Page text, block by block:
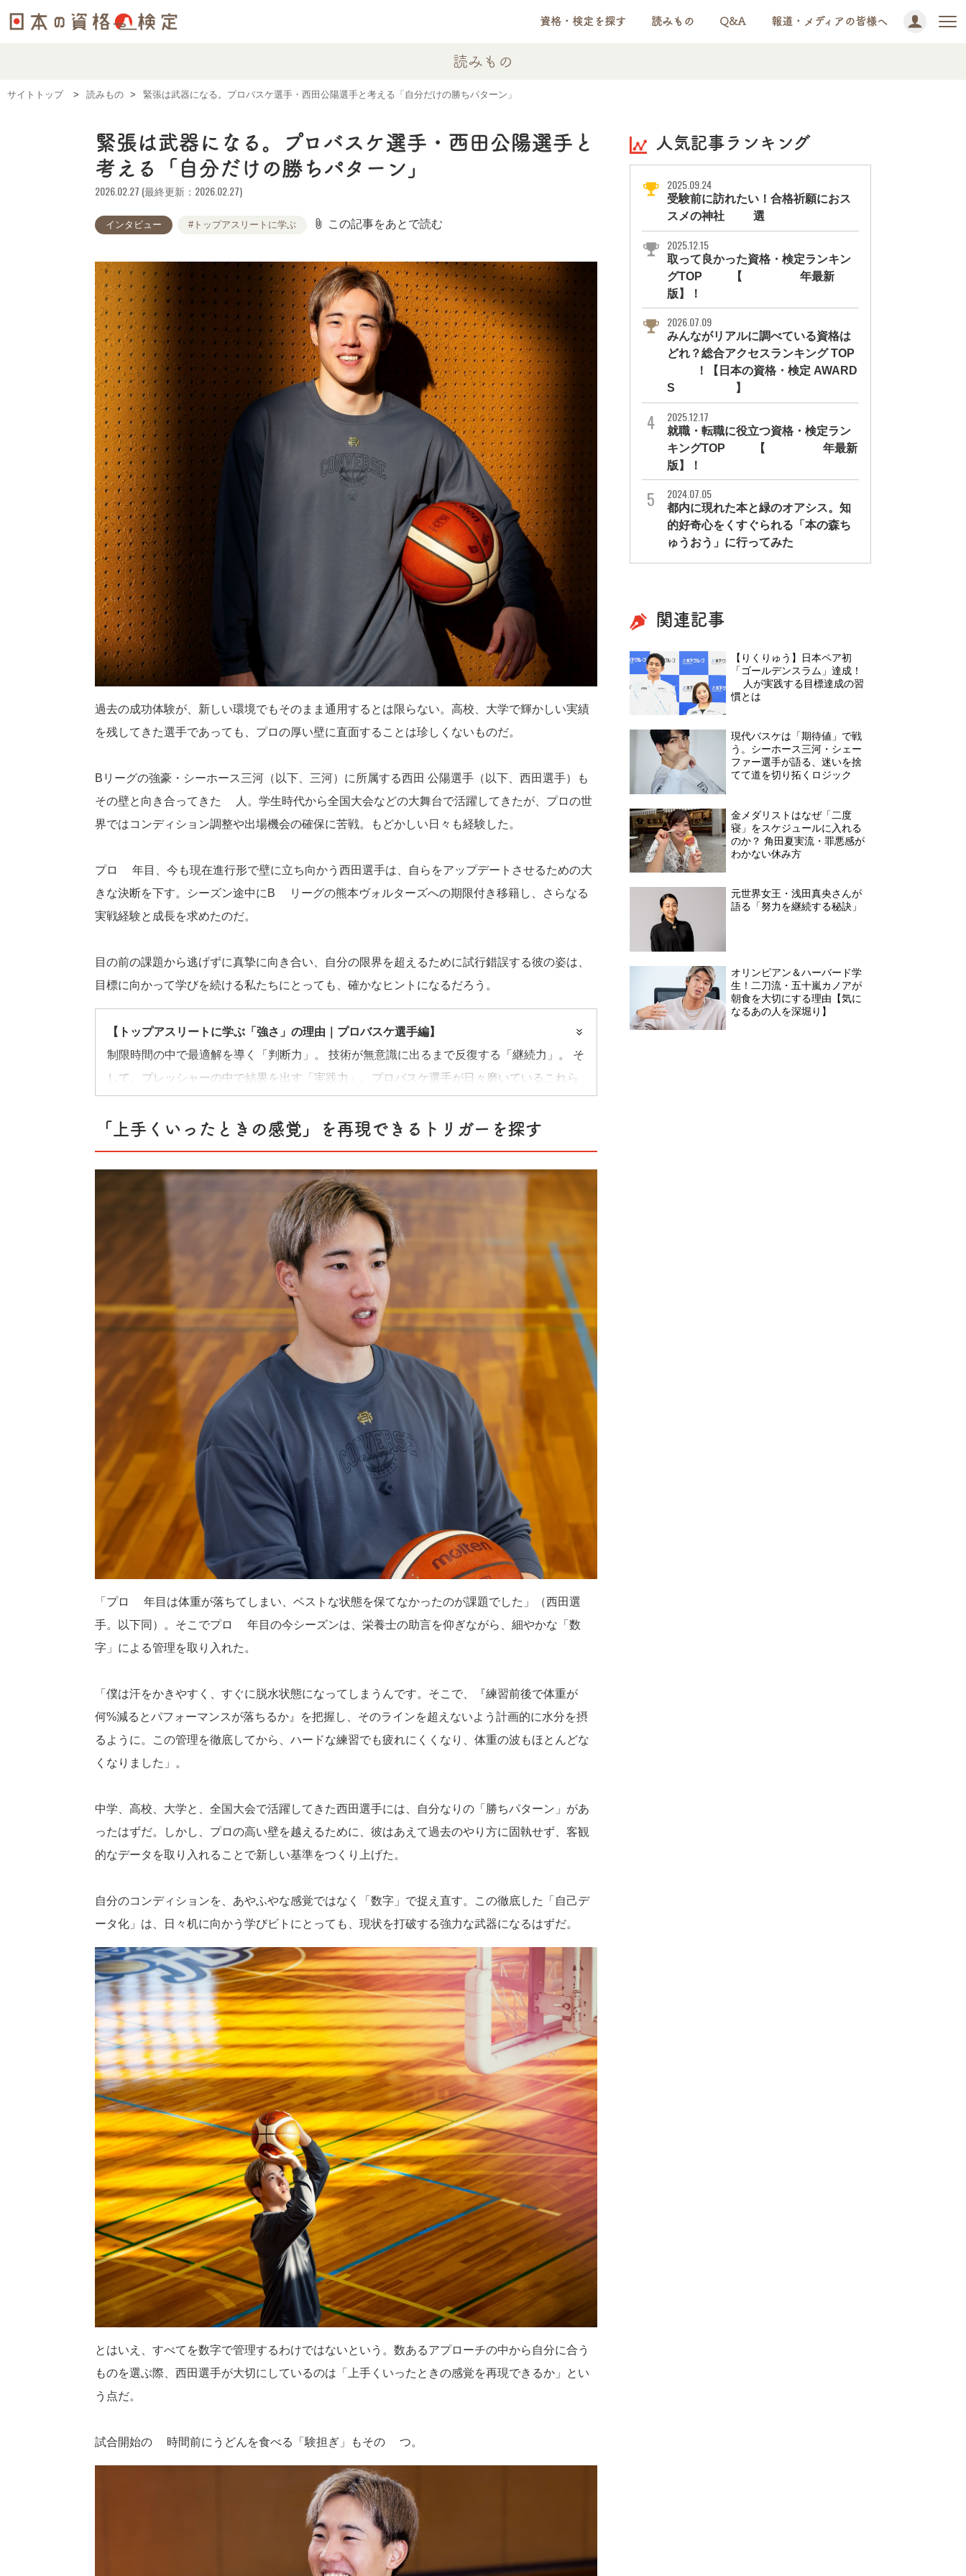
資格・検定を探す 読みもの Q&A 報道・メディアの皆様へ
読みもの
サイトトップ 読みもの 緊張は武器になる。プロバスケ選手・西田公陽選手と考える「自分だけの勝ちパターン」
緊張は武器になる。プロバスケ選手・西田公陽選手と
考える「自分だけの勝ちパターン」
2026.02.27 (最終更新：2026.02.27)
インタビュー #トップアスリートに学ぶ attach_file この記事をあとで読む
過去の成功体験が、新しい環境でもそのまま通用するとは限らない。高校、大学で輝かしい実績
を残してきた選手であっても、プロの厚い壁に直面することは珍しくないものだ。
Bリーグの強豪・シーホース三河（以下、三河）に所属する西田 公陽選手（以下、西田選手）も
その壁と向き合ってきた1人。学生時代から全国大会などの大舞台で活躍してきたが、プロの世
界ではコンディション調整や出場機会の確保に苦戦。もどかしい日々も経験した。
プロ2年目、今も現在進行形で壁に立ち向かう西田選手は、自らをアップデートさせるための大
きな決断を下す。シーズン途中にB2リーグの熊本ヴォルターズへの期限付き移籍し、さらなる
実戦経験と成長を求めたのだ。
目の前の課題から逃げずに真摯に向き合い、自分の限界を超えるために試行錯誤する彼の姿は、
目標に向かって学びを続ける私たちにとっても、確かなヒントになるだろう。
【トップアスリートに学ぶ「強さ」の理由｜プロバスケ選手編】
制限時間の中で最適解を導く「判断力」。 技術が無意識に出るまで反復する「継続力」。 そ
して、プレッシャーの中で結果を出す「実践力」。プロバスケ選手が日々磨いているこれら
素だ。トップアスリートのアプローチからその極意を学ぶ。
「上手くいったときの感覚」を再現できるトリガーを探す
「プロ1年目は体重が落ちてしまい、ベストな状態を保てなかったのが課題でした」（西田選
手。以下同）。そこでプロ2年目の今シーズンは、栄養士の助言を仰ぎながら、細やかな「数
字」による管理を取り入れた。
「僕は汗をかきやすく、すぐに脱水状態になってしまうんです。そこで、『練習前後で体重が
何%減るとパフォーマンスが落ちるか』を把握し、そのラインを超えないよう計画的に水分を摂
るように。この管理を徹底してから、ハードな練習でも疲れにくくなり、体重の波もほとんどな
くなりました」。
中学、高校、大学と、全国大会で活躍してきた西田選手には、自分なりの「勝ちパターン」があ
ったはずだ。しかし、プロの高い壁を越えるために、彼はあえて過去のやり方に固執せず、客観
的なデータを取り入れることで新しい基準をつくり上げた。
自分のコンディションを、あやふやな感覚ではなく「数字」で捉え直す。この徹底した「自己デ
ータ化」は、日々机に向かう学びビトにとっても、現状を打破する強力な武器になるはずだ。
とはいえ、すべてを数字で管理するわけではないという。数あるアプローチの中から自分に合う
ものを選ぶ際、西田選手が大切にしているのは「上手くいったときの感覚を再現できるか」とい
う点だ。
試合開始の3時間前にうどんを食べる「験担ぎ」もその1つ。
人気記事ランキング
2025.09.24
受験前に訪れたい！合格祈願におス
スメの神社11選
2025.12.15
取って良かった資格・検定ランキン
グTOP10【2026年最新
版】！
2026.07.09
みんながリアルに調べている資格は
どれ？総合アクセスランキング TOP
10！【日本の資格・検定 AWARD
S 2026】
2025.12.17
就職・転職に役立つ資格・検定ラン
キングTOP30【2026年最新
版】！
2024.07.05
都内に現れた本と緑のオアシス。知
的好奇心をくすぐられる「本の森ち
ゅうおう」に行ってみた
関連記事
【りくりゅう】日本ペア初
「ゴールデンスラム」達成！
2人が実践する目標達成の習
慣とは
現代バスケは「期待値」で戦
う。シーホース三河・シェー
ファー選手が語る、迷いを捨
てて道を切り拓くロジック
金メダリストはなぜ「二度
寝」をスケジュールに入れる
のか？ 角田夏実流・罪悪感が
わかない休み方
元世界女王・浅田真央さんが
語る「努力を継続する秘訣」
オリンピアン＆ハーバード学
生！二刀流・五十嵐カノアが
朝食を大切にする理由【気に
なるあの人を深堀り】